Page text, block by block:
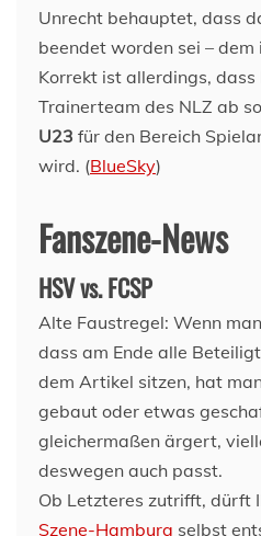
Unrecht behauptet, dass
beendet worden sei – dem
Korrekt ist allerdings, dass
Trainerteam des NLZ ab
U23 für den Bereich
wird. (BlueSky)
Fanszene-News
HSV vs. FCSP
Alte Faustregel: Wenn
dass am Ende alle
dem Artikel sitzen, hat
gebaut oder etwas
gleichermaßen ärgert,
deswegen auch passt.
Ob Letzteres zutrifft, dürft
Szene-Hamburg selbst